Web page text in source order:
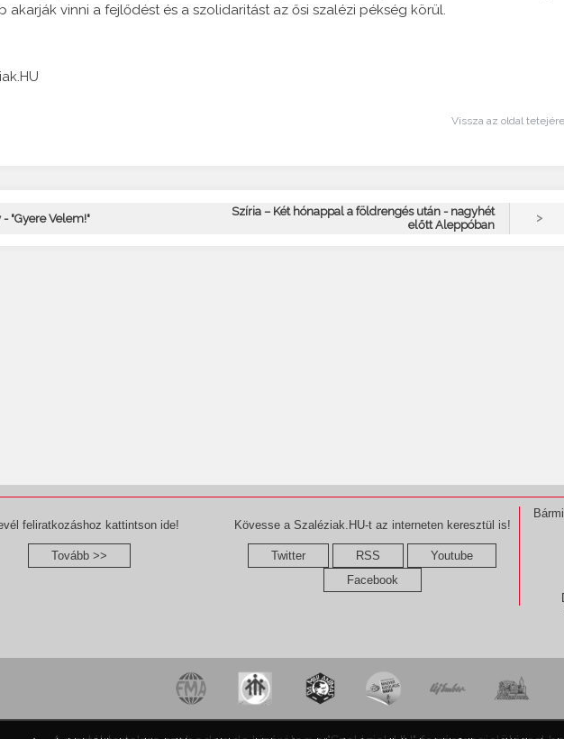
akarják vinni a fejlődést és a szolidaritást az ősi szalézi pékség körül.
Vissza az oldal tetejére
"Gyere Velem!"
Szíria – Két hónappal a földrengés után - nagyhét
előtt Aleppóban
>
feliratkozáshoz kattintson ide!
Tovább >>
Kövesse a Szaléziak.HU-t az interneten keresztül is!
Twitter RSS
Youtube
Facebook